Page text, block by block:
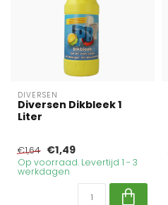
DIVERSEN
Diversen Dikbleek 1
Liter
€1,64 €1,49
Op voorraad. Levertijd 1 - 3
werkdagen